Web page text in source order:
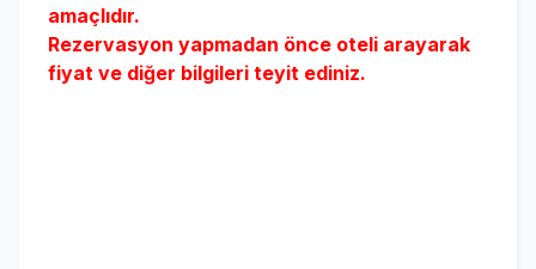
amaçlıdır.
Rezervasyon yapmadan önce oteli arayarak
fiyat ve diğer bilgileri teyit ediniz.